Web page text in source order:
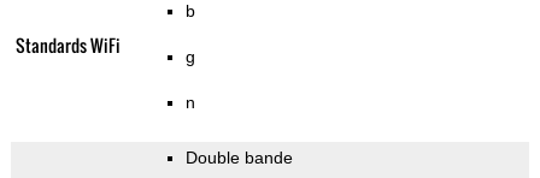
Standards WiFi
b
g
n
Double bande